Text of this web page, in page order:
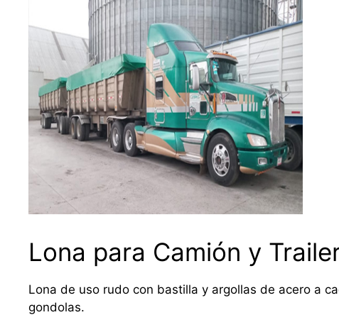
Lona para Camión y
Lona de uso rudo con bastilla y argollas de acero a
gondolas.